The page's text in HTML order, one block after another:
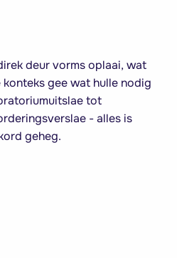
deur vorms oplaai, wat
gee wat hulle nodig
tot
- alles is
geheg.